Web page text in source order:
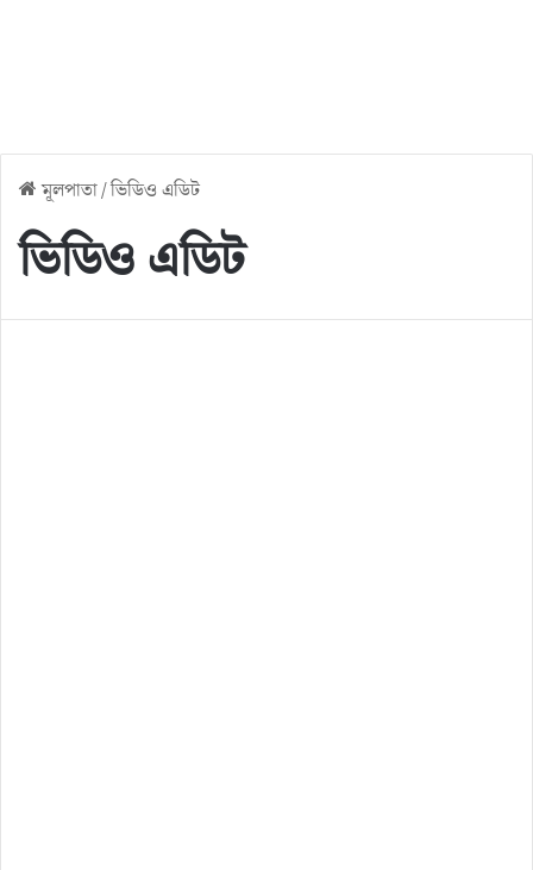
মূলপাতা/ভিডিও এডিট
ভিডিও এডিট